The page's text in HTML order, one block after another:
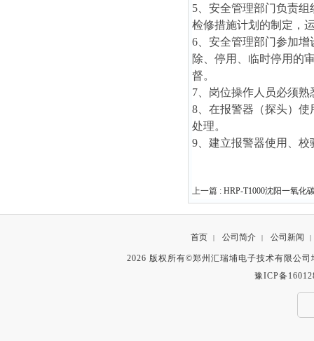
5、安全管理部门负责
检修措施计划的制定，
6、安全管理部门参加
除、停用、临时停用的
督。
7、岗位操作人员必须
8、在报警器（探头）
处理。
9、建立报警器使用、
上一篇 : HRP-T1000沈阳一氧化
首页 | 公司简介 | 公司新闻 |
2026 版权所有©郑州汇瑞埔电子技术有限公
豫ICP备